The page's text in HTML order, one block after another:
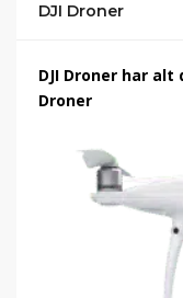
DJI Droner
DJI Droner har
Droner